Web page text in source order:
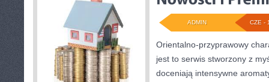
CZE -
ADMIN
Orientalno-przyprawowy
jest to serwis stworzony z
doceniają intensywne